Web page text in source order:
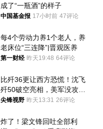
成了“一瓶酒”的样子
中国基金报 17小时前 47评论
每4个劳动力养1个老人，养
老床位“三连降”|晋观医养
第一财经 昨天19:48 64评论
比歼36更让西方恐慌！沈飞
歼50破空亮相，美军没攻克
的技术被拿下
尖锋视野 昨天13:31 26评论
炸了！梁文锋回吐全部利